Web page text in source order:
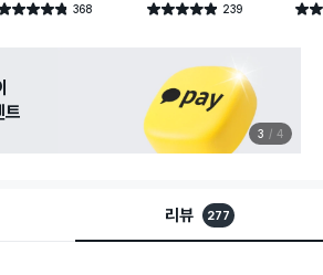
점 4.8점 368
건 작성 별점 4.9점 239
건 작성 별점
트
3 4
리뷰 277